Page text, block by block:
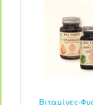
Βιταμίνες-